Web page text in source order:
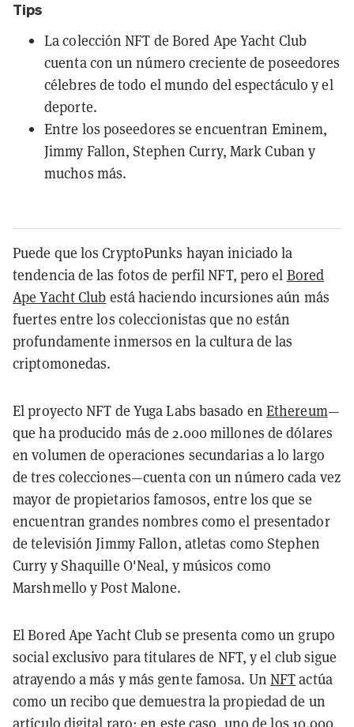
Tips
La colección NFT de Bored Ape Yacht Club
cuenta con un número creciente de poseedores
célebres de todo el mundo del espectáculo y el
deporte.
Entre los poseedores se encuentran Eminem,
Jimmy Fallon, Stephen Curry, Mark Cuban y
muchos más.
Puede que los CryptoPunks hayan iniciado la
tendencia de las fotos de perfil NFT, pero el Bored
Ape Yacht Club está haciendo incursiones aún más
fuertes entre los coleccionistas que no están
profundamente inmersos en la cultura de las
criptomonedas.
El proyecto NFT de Yuga Labs basado en Ethereum—
que ha producido más de 2.000 millones de dólares
en volumen de operaciones secundarias a lo largo
de tres colecciones—cuenta con un número cada vez
mayor de propietarios famosos, entre los que se
encuentran grandes nombres como el presentador
de televisión Jimmy Fallon, atletas como Stephen
Curry y Shaquille O'Neal, y músicos como
Marshmello y Post Malone.
El Bored Ape Yacht Club se presenta como un grupo
social exclusivo para titulares de NFT, y el club sigue
atrayendo a más y más gente famosa. Un NFTactúa
como un recibo que demuestra la propiedad de un
artículo digital raro: en este caso, uno de los 10.000